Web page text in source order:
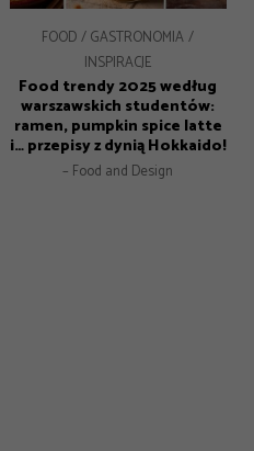
FOOD
GASTRONOMIA
INSPIRACJE
Food trendy 2025 według
warszawskich studentów:
ramen, pumpkin spice latte
i… przepisy z dynią Hokkaido!
– Food and Design